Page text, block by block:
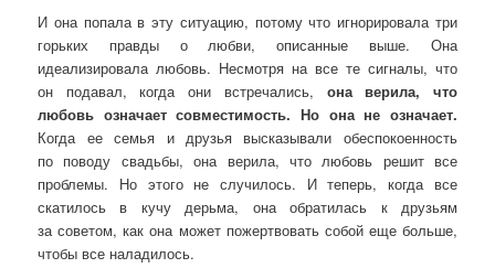
И она попала в эту ситуацию, потому что игнорировала три
горьких правды о любви, описанные выше. Она
идеализировала любовь. Несмотря на все те сигналы, что
он подавал, когда они встречались, она верила, что
любовь означает совместимость. Но она не означает.
Когда ее семья и друзья высказывали обеспокоенность
по поводу свадьбы, она верила, что любовь решит все
проблемы. Но этого не случилось. И теперь, когда все
скатилось в кучу дерьма, она обратилась к друзьям
за советом, как она может пожертвовать собой еще больше,
чтобы все наладилось.